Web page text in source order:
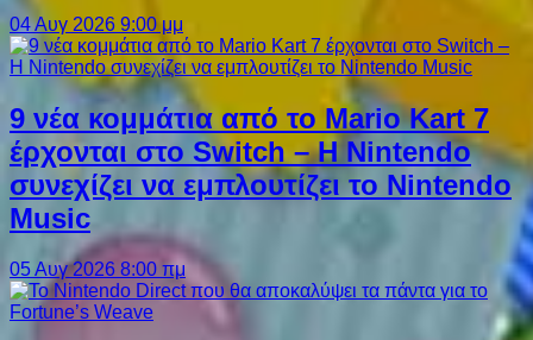
04 Αυγ 2026 9:00 μμ
9 νέα κομμάτια από το Mario Kart 7
έρχονται στο Switch – Η Nintendo
συνεχίζει να εμπλουτίζει το Nintendo
Music
05 Αυγ 2026 8:00 πμ